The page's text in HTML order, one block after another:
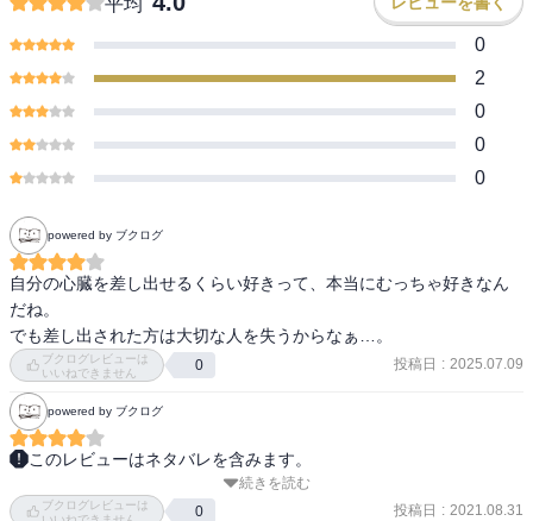
平均
0
2
0
0
0
powered by ブクログ
自分の心臓を差し出せるくらい好きって、本当にむっちゃ好きなん
だね。
でも差し出された方は大切な人を失うからなぁ…。
ブクログレビューは
いいねできません
0 投稿日 : 2025.07.09
powered by ブクログ
このレビューはネタバレを含みます。
環の手術．執刀医は林先生の叔父の院長．手術に違和感を覚えた林
先生は叔父のPCを盗み見て，環が実は健康体で心臓移植手術の必要
続きを読む
ブクログレビューは
0 投稿日 : 2021.08.31